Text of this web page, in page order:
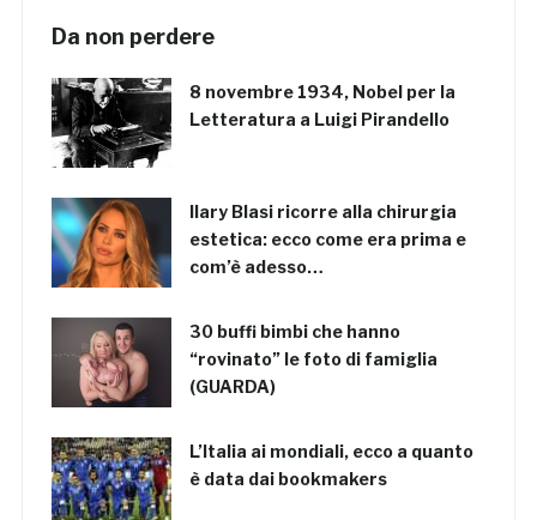
Da non perdere
8 novembre 1934, Nobel per la
Letteratura a Luigi Pirandello
Ilary Blasi ricorre alla chirurgia
estetica: ecco come era prima e
com’è adesso…
30 buffi bimbi che hanno
“rovinato” le foto di famiglia
(GUARDA)
L’Italia ai mondiali, ecco a quanto
è data dai bookmakers